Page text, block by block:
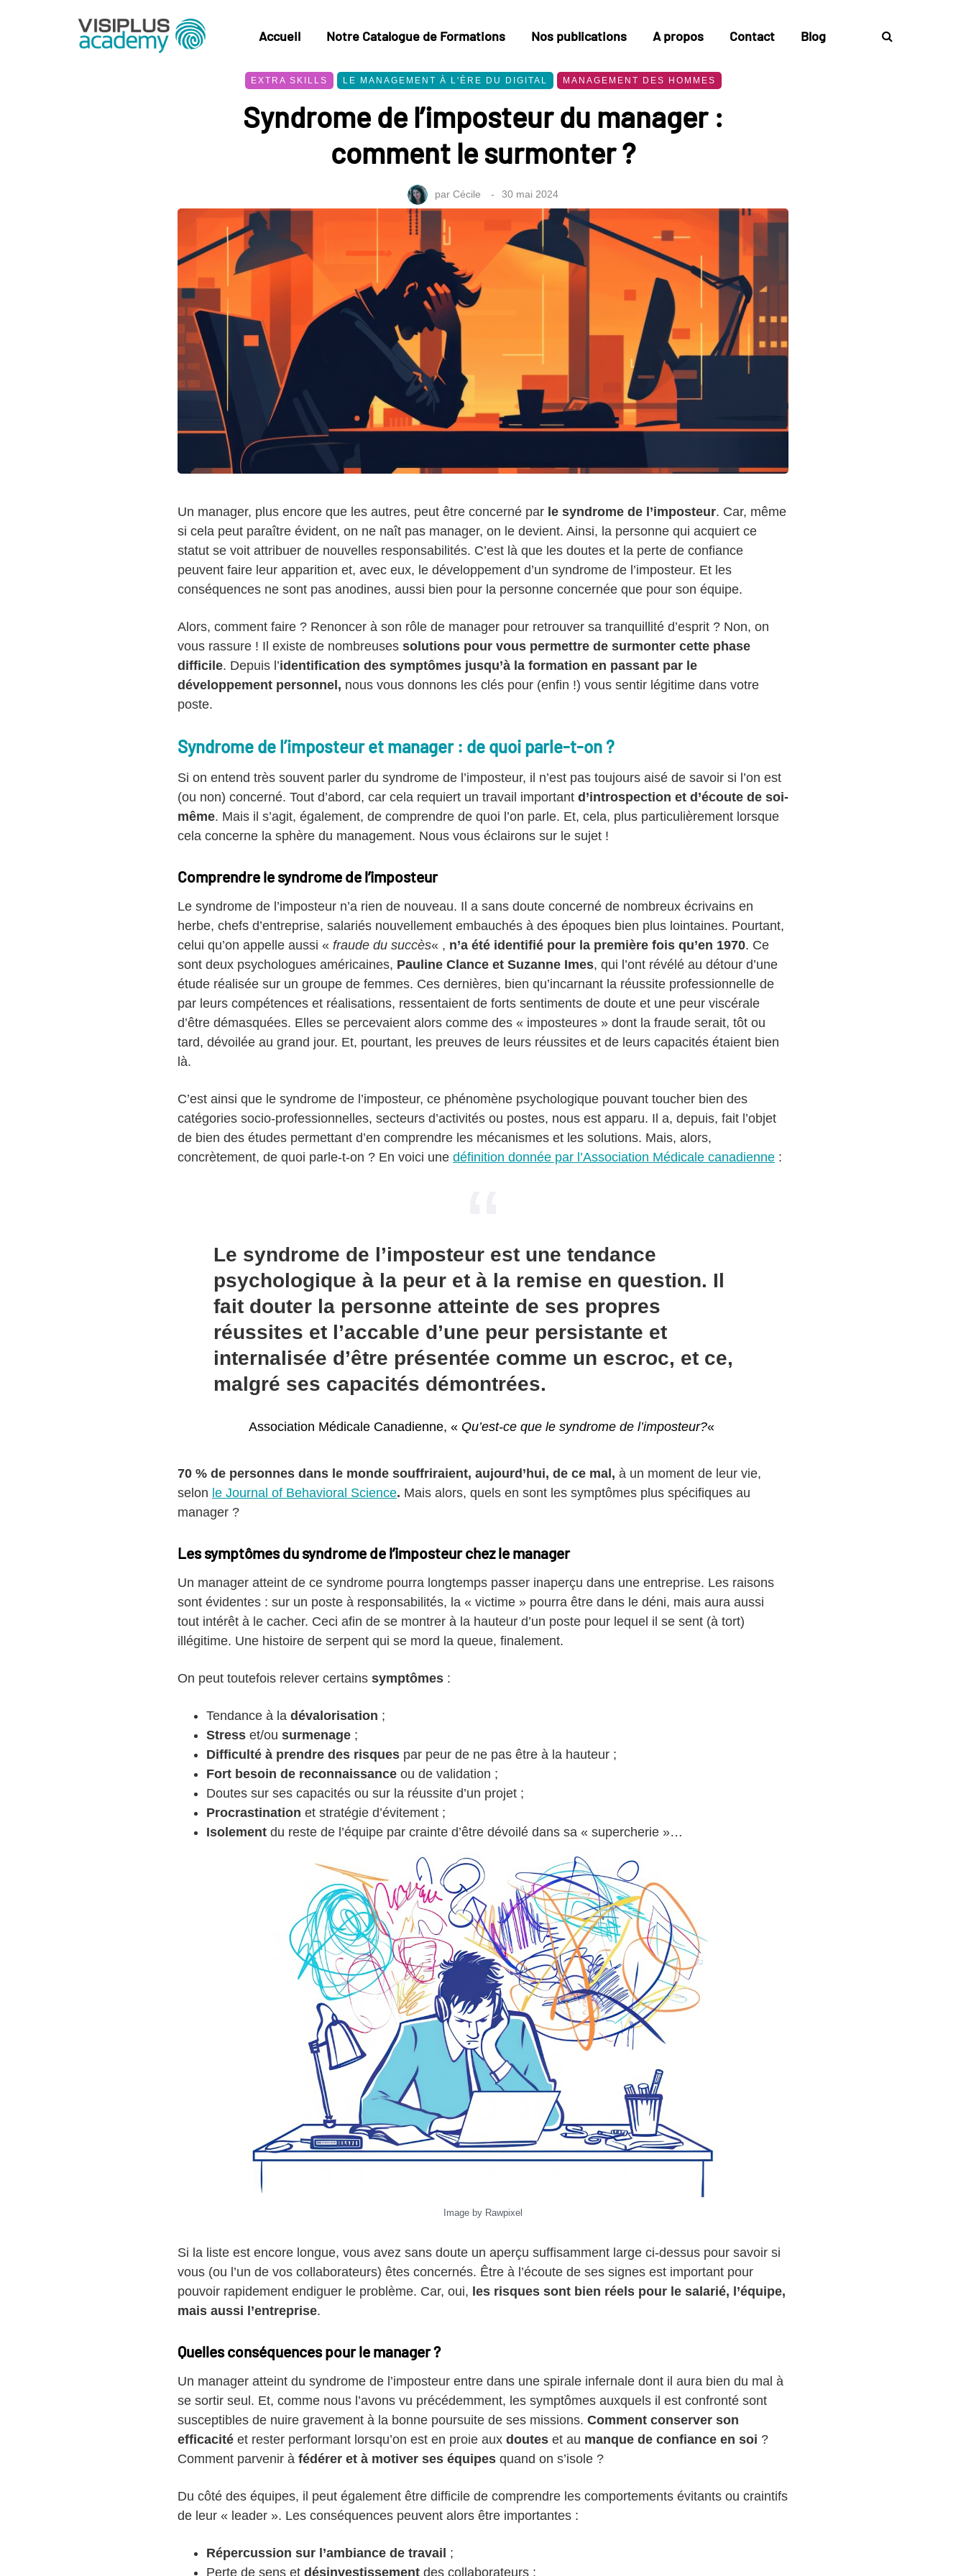
Accueil Notre Catalogue de Formations Nos publications A propos Contact Blog
EXTRA SKILLS LE MANAGEMENT À L'ÈRE DU DIGITAL MANAGEMENT DES HOMMES
Syndrome de l’imposteur du manager :
comment le surmonter ?
par Cécile 30 mai 2024
Un manager, plus encore que les autres, peut être concerné par le syndrome de l’imposteur. Car, même
si cela peut paraître évident, on ne naît pas manager, on le devient. Ainsi, la personne qui acquiert ce
statut se voit attribuer de nouvelles responsabilités. C’est là que les doutes et la perte de confiance
peuvent faire leur apparition et, avec eux, le développement d’un syndrome de l’imposteur. Et les
conséquences ne sont pas anodines, aussi bien pour la personne concernée que pour son équipe.
Alors, comment faire ? Renoncer à son rôle de manager pour retrouver sa tranquillité d’esprit ? Non, on
vous rassure ! Il existe de nombreuses solutions pour vous permettre de surmonter cette phase
difficile. Depuis l’identification des symptômes jusqu’à la formation en passant par le
développement personnel, nous vous donnons les clés pour (enfin !) vous sentir légitime dans votre
poste.
Syndrome de l’imposteur et manager : de quoi parle-t-on ?
Si on entend très souvent parler du syndrome de l’imposteur, il n’est pas toujours aisé de savoir si l’on est
(ou non) concerné. Tout d’abord, car cela requiert un travail important d’introspection et d’écoute de soi-
même. Mais il s’agit, également, de comprendre de quoi l’on parle. Et, cela, plus particulièrement lorsque
cela concerne la sphère du management. Nous vous éclairons sur le sujet !
Comprendre le syndrome de l’imposteur
Le syndrome de l’imposteur n’a rien de nouveau. Il a sans doute concerné de nombreux écrivains en
herbe, chefs d’entreprise, salariés nouvellement embauchés à des époques bien plus lointaines. Pourtant,
celui qu’on appelle aussi « fraude du succès« , n’a été identifié pour la première fois qu’en 1970. Ce
sont deux psychologues américaines, Pauline Clance et Suzanne Imes, qui l’ont révélé au détour d’une
étude réalisée sur un groupe de femmes. Ces dernières, bien qu’incarnant la réussite professionnelle de
par leurs compétences et réalisations, ressentaient de forts sentiments de doute et une peur viscérale
d’être démasquées. Elles se percevaient alors comme des « imposteures » dont la fraude serait, tôt ou
tard, dévoilée au grand jour. Et, pourtant, les preuves de leurs réussites et de leurs capacités étaient bien
là.
C’est ainsi que le syndrome de l’imposteur, ce phénomène psychologique pouvant toucher bien des
catégories socio-professionnelles, secteurs d’activités ou postes, nous est apparu. Il a, depuis, fait l’objet
de bien des études permettant d’en comprendre les mécanismes et les solutions. Mais, alors,
concrètement, de quoi parle-t-on ? En voici une définition donnée par l’Association Médicale canadienne :
Le syndrome de l’imposteur est une tendance
psychologique à la peur et à la remise en question. Il
fait douter la personne atteinte de ses propres
réussites et l’accable d’une peur persistante et
internalisée d’être présentée comme un escroc, et ce,
malgré ses capacités démontrées.
Association Médicale Canadienne, « Qu’est-ce que le syndrome de l’imposteur?«
70 % de personnes dans le monde souffriraient, aujourd’hui, de ce mal, à un moment de leur vie,
selon le Journal of Behavioral Science. Mais alors, quels en sont les symptômes plus spécifiques au
manager ?
Les symptômes du syndrome de l’imposteur chez le manager
Un manager atteint de ce syndrome pourra longtemps passer inaperçu dans une entreprise. Les raisons
sont évidentes : sur un poste à responsabilités, la « victime » pourra être dans le déni, mais aura aussi
tout intérêt à le cacher. Ceci afin de se montrer à la hauteur d’un poste pour lequel il se sent (à tort)
illégitime. Une histoire de serpent qui se mord la queue, finalement.
On peut toutefois relever certains symptômes :
Tendance à la dévalorisation ;
Stress et/ou surmenage ;
Difficulté à prendre des risques par peur de ne pas être à la hauteur ;
Fort besoin de reconnaissance ou de validation ;
Doutes sur ses capacités ou sur la réussite d’un projet ;
Procrastination et stratégie d’évitement ;
Isolement du reste de l’équipe par crainte d’être dévoilé dans sa « supercherie »…
Image by Rawpixel
Si la liste est encore longue, vous avez sans doute un aperçu suffisamment large ci-dessus pour savoir si
vous (ou l’un de vos collaborateurs) êtes concernés. Être à l’écoute de ses signes est important pour
pouvoir rapidement endiguer le problème. Car, oui, les risques sont bien réels pour le salarié, l’équipe,
mais aussi l’entreprise.
Quelles conséquences pour le manager ?
Un manager atteint du syndrome de l’imposteur entre dans une spirale infernale dont il aura bien du mal à
se sortir seul. Et, comme nous l’avons vu précédemment, les symptômes auxquels il est confronté sont
susceptibles de nuire gravement à la bonne poursuite de ses missions. Comment conserver son
efficacité et rester performant lorsqu’on est en proie aux doutes et au manque de confiance en soi ?
Comment parvenir à fédérer et à motiver ses équipes quand on s’isole ?
Du côté des équipes, il peut également être difficile de comprendre les comportements évitants ou craintifs
de leur « leader ». Les conséquences peuvent alors être importantes :
Répercussion sur l’ambiance de travail ;
Perte de sens et désinvestissement des collaborateurs ;